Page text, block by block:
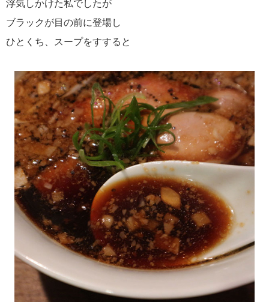
浮気しかけた私でしたが
ブラックが目の前に登場し
ひとくち、スープをすすると